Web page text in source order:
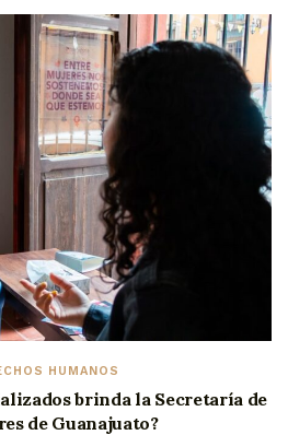
HUMANOS
brinda la Secretaría de
de Guanajuato?